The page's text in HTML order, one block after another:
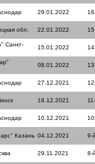
29.01.2022
обл. 22.01.2022
Санкт-
15.01.2022
08.01.2022
27.12.2021
18.12.2021
10.12.2021
Казань 04.12.2021 9-
29.11.2021 8-